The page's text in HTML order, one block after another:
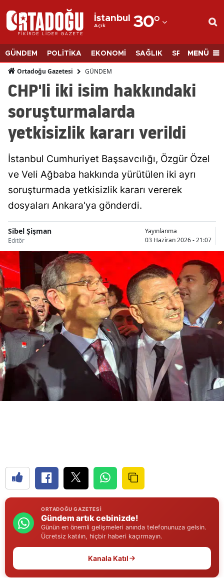
İstanbul
Açık 30°
Adana
Adıyaman
Afyonkarahisar
Ağrı
Amasya
Ankara
Antalya
Artvin
Aydın
Bitlis
Bolu
Burdur
Bursa
Çanakkale
Çankırı
Çorum
Elazığ
Erzurum
Gaziantep
GÜNDEM POLİTİKA EKONOMİ SAĞLIK SPORMENÜ
Ortadoğu Gazetesi GÜNDEM
CHP'li iki isim hakkındaki
soruşturmalarda
yetkisizlik kararı verildi
İstanbul Cumhuriyet Başsavcılığı, Özgür Özel
ve Veli Ağbaba hakkında yürütülen iki ayrı
soruşturmada yetkisizlik kararı vererek
dosyaları Ankara'ya gönderdi.
Sibel Şişman
Editör
Yayınlanma
03 Haziran 2026 - 21:07
ORTADOĞU GAZETESI
Gündem artık cebinizde!
Günün en önemli gelişmeleri anında telefonunuza gelsin.
Ücretsiz katılın, hiçbir haberi kaçırmayın.
Kanala Katıl